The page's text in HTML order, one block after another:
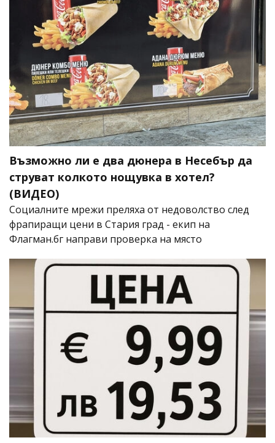
Възможно ли е два дюнера в Несебър да
струват колкото нощувка в хотел?
(ВИДЕО)
Социалните мрежи преляха от недоволство след
фрапиращи цени в Стария град - екип на
Флагман.бг направи проверка на място